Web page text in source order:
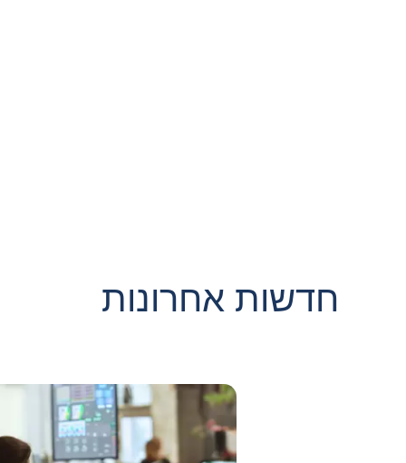
חדשות אחרונות